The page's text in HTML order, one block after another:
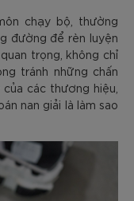
chạy bộ, thường
đường để rèn luyện
trọng, không chỉ
tránh những chấn
các thương hiệu,
nan giải là làm sao